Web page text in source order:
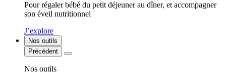
Pour régaler bébé du petit déjeuner au dîner, et accompagner
son éveil nutritionnel
J’explore
Nos outils
Précédent
Nos outils